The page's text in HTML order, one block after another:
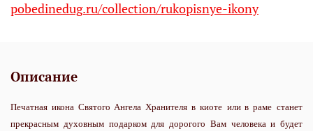
pobedinedug.ru/collection/rukopisnye-ikony
Описание
Печатная икона Святого Ангела Хранителя в киоте или в раме станет
прекрасным духовным подарком для дорогого Вам человека и будет